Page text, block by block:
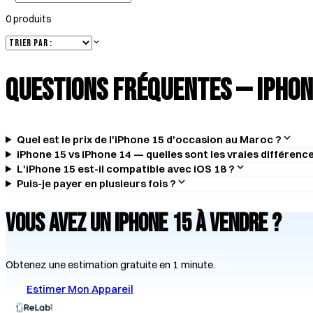
0produits
Questions Fréquentes —
Quel est le prix de l'iPhone 15 d'occasion au Maroc ?
iPhone 15 vs iPhone 14 — quelles sont les vraies
L'iPhone 15 est-il compatible avec iOS 18 ?
Puis-je payer en plusieurs fois ?
Vous avez uniPhone 15à vendre ?
Obtenez une estimation gratuite en 1 minute.
Estimer Mon Appareil